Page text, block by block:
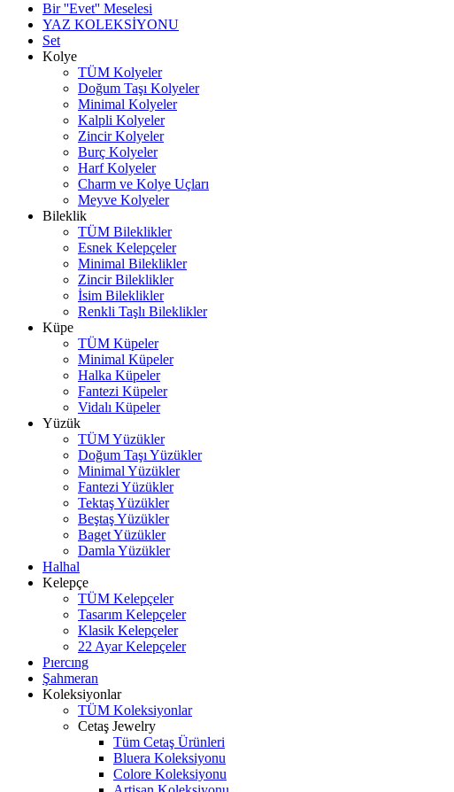
Bir ''Evet'' Meselesi
YAZ KOLEKSİYONU
Set
Kolye
TÜM Kolyeler
Doğum Taşı Kolyeler
Minimal Kolyeler
Kalpli Kolyeler
Zincir Kolyeler
Burç Kolyeler
Harf Kolyeler
Charm ve Kolye Uçları
Meyve Kolyeler
Bileklik
TÜM Bileklikler
Esnek Kelepçeler
Minimal Bileklikler
Zincir Bileklikler
İsim Bileklikler
Renkli Taşlı Bileklikler
Küpe
TÜM Küpeler
Minimal Küpeler
Halka Küpeler
Fantezi Küpeler
Vidalı Küpeler
Yüzük
TÜM Yüzükler
Doğum Taşı Yüzükler
Minimal Yüzükler
Fantezi Yüzükler
Tektaş Yüzükler
Beştaş Yüzükler
Baget Yüzükler
Damla Yüzükler
Halhal
Kelepçe
TÜM Kelepçeler
Tasarım Kelepçeler
Klasik Kelepçeler
22 Ayar Kelepçeler
Pıercıng
Şahmeran
Koleksiyonlar
TÜM Koleksiyonlar
Cetaş Jewelry
Tüm Cetaş Ürünleri
Bluera Koleksiyonu
Colore Koleksiyonu